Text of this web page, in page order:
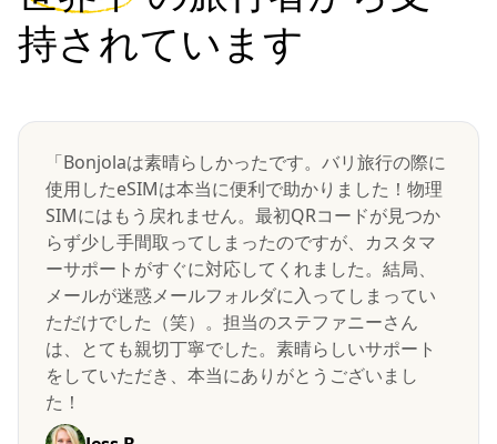
持されています
「Bonjolaは素晴らしかったです。バリ旅行の際に
使用したeSIMは本当に便利で助かりました！物理
SIMにはもう戻れません。最初QRコードが見つか
らず少し手間取ってしまったのですが、カスタマ
ーサポートがすぐに対応してくれました。結局、
メールが迷惑メールフォルダに入ってしまってい
ただけでした（笑）。担当のステファニーさん
は、とても親切丁寧でした。素晴らしいサポート
をしていただき、本当にありがとうございまし
た！